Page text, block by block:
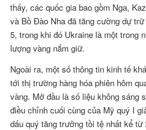
thấy, các quốc gia bao gồm Nga,
và Bồ Đào Nha đã tăng cường dự
5, trong khi đó Ukraine là một trong
lượng vàng nắm giữ.
Ngoài ra, một số thông tin kinh tế
tới thị trường hàng hóa phiên hôm
vàng. Mở đầu là số liệu không sáng
điều chỉnh cuối cùng của Mỹ quý I
dấu quý tăng trưởng tồi tệ nhất kể từ